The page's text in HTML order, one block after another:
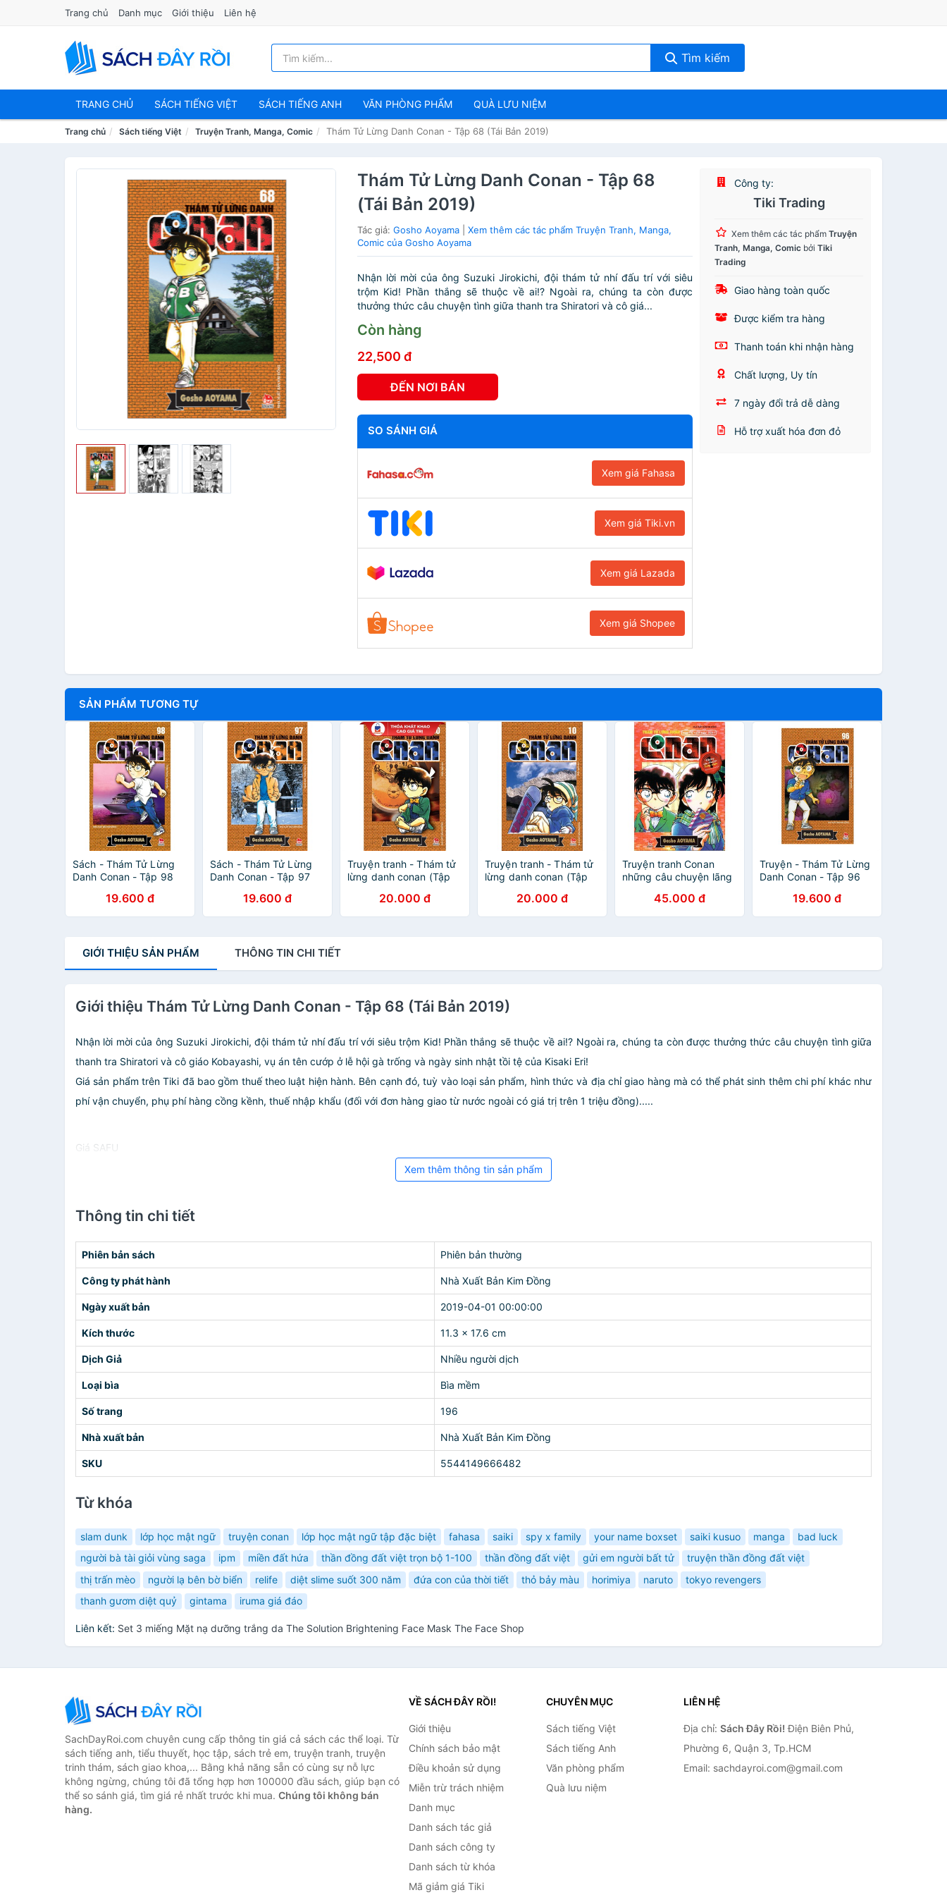
Trang chủ Danh mục Giới thiệu Liên hệ
Tìm kiếm
TRANG CHỦ SÁCH TIẾNG VIỆT SÁCH TIẾNG ANH VĂN PHÒNG PHẨM QUÀ LƯU NIỆM
Trang chủ Sách tiếng Việt Truyện Tranh, Manga, Comic Thám Tử Lừng Danh Conan - Tập 68 (Tái Bản 2019)
Thám Tử Lừng Danh Conan - Tập 68
(Tái Bản 2019)
Tác giả:Gosho Aoyama |Xem thêm các tác phẩm Truyện Tranh, Manga,
Comic của Gosho Aoyama
Nhận lời mời của ông Suzuki Jirokichi, đội thám tử nhí đấu trí với siêu
trộm Kid! Phần thắng sẽ thuộc về ai!? Ngoài ra, chúng ta còn được
thưởng thức câu chuyện tình giữa thanh tra Shiratori và cô giá...
Còn hàng
22,500 đ
ĐẾN NƠI BÁN
SO SÁNH GIÁ
Xem giá Fahasa
Xem giá Tiki.vn
Xem giá Lazada
Xem giá Shopee
Công ty:
Tiki Trading
Xem thêm các tác phẩmTruyện
Tranh, Manga, Comic bởiTiki
Trading
Giao hàng toàn quốc
Được kiểm tra hàng
Thanh toán khi nhận hàng
Chất lượng, Uy tín
7 ngày đổi trả dễ dàng
Hỗ trợ xuất hóa đơn đỏ
SẢN PHẨM TƯƠNG TỰ
Sách - Thám Tử Lừng
Danh Conan - Tập 98
19.600 đ
Sách - Thám Tử Lừng
Danh Conan - Tập 97
19.600 đ
Truyện tranh - Thám tử
lừng danh conan (Tập
20.000 đ
Truyện tranh - Thám tử
lừng danh conan (Tập
20.000 đ
Truyện tranh Conan
những câu chuyện lãng
45.000 đ
Truyện - Thám Tử Lừng
Danh Conan - Tập 96
19.600 đ
GIỚI THIỆU SẢN PHẨM THÔNG TIN CHI TIẾT
Giới thiệu Thám Tử Lừng Danh Conan - Tập 68 (Tái Bản 2019)
Nhận lời mời của ông Suzuki Jirokichi, đội thám tử nhí đấu trí với siêu trộm Kid! Phần thắng sẽ thuộc về ai!? Ngoài ra, chúng ta còn được thưởng thức câu chuyện tình giữa
thanh tra Shiratori và cô giáo Kobayashi, vụ án tên cướp ở lễ hội gà trống và ngày sinh nhật tồi tệ của Kisaki Eri!
Giá sản phẩm trên Tiki đã bao gồm thuế theo luật hiện hành. Bên cạnh đó, tuỳ vào loại sản phẩm, hình thức và địa chỉ giao hàng mà có thể phát sinh thêm chi phí khác như
phí vận chuyển, phụ phí hàng cồng kềnh, thuế nhập khẩu (đối với đơn hàng giao từ nước ngoài có giá trị trên 1 triệu đồng).....
Giá SAFU
Xem thêm thông tin sản phẩm
Thông tin chi tiết
Phiên bản sách Phiên bản thường
Công ty phát hành Nhà Xuất Bản Kim Đồng
Ngày xuất bản 2019-04-01 00:00:00
Kích thước 11.3 x 17.6 cm
Dịch Giả Nhiều người dịch
Loại bìa Bìa mềm
Số trang 196
Nhà xuất bản Nhà Xuất Bản Kim Đồng
SKU 5544149666482
Từ khóa
slam dunk lớp học mật ngữ truyện conan lớp học mật ngữ tập đặc biệt fahasa saiki spy x family your name boxset saiki kusuo manga
bad luck
người bà tài giỏi vùng saga
ipm miền đất hứa thần đồng đất việt trọn bộ 1-100 thần đồng đất việt gửi em người bất tử
truyện thần đồng đất việt
thị trấn mèo
người lạ bên bờ biển relife diệt slime suốt 300 năm đứa con của thời tiết thỏ bảy màu horimiya naruto
tokyo revengers
thanh gươm diệt quỷ
gintama iruma giá đáo
Liên kết: Set 3 miếng Mặt nạ dưỡng trắng da The Solution Brightening Face Mask The Face Shop
SachDayRoi.com chuyên cung cấp thông tin giá cả sách các thể loại. Từ
sách tiếng anh, tiểu thuyết, học tập, sách trẻ em, truyện tranh, truyện
trinh thám, sách giao khoa,... Bằng khả năng sẵn có cùng sự nỗ lực
không ngừng, chúng tôi đã tổng hợp hơn 100000 đầu sách, giúp bạn có
thể so sánh giá, tìm giá rẻ nhất trước khi mua. Chúng tôi không bán
hàng.
VỀ SÁCH ĐÂY RỒI!
Giới thiệu
Chính sách bảo mật
Điều khoản sử dụng
Miễn trừ trách nhiệm
Danh mục
Danh sách tác giả
Danh sách công ty
Danh sách từ khóa
Mã giảm giá Tiki
CHUYÊN MỤC
Sách tiếng Việt
Sách tiếng Anh
Văn phòng phẩm
Quà lưu niệm
LIÊN HỆ
Địa chỉ: Sách Đây Rồi! Điện Biên Phủ,
Phường 6, Quận 3, Tp.HCM
Email: sachdayroi.com@gmail.com